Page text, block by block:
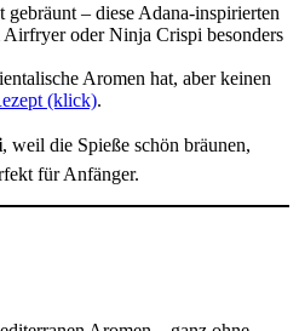
– diese Adana-inspirierten
oder Ninja Crispi besonders
Aromen hat, aber keinen
(klick).
, weil die Spieße schön bräunen,
für Anfänger.